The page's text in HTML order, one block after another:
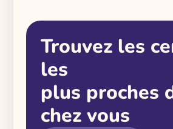
Trouvez les
les
plus proches
chez vous